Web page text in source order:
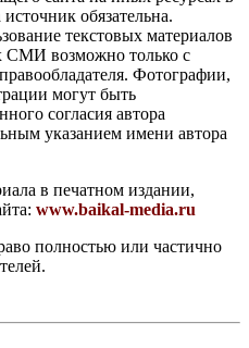
обязательна.
текстовых материалов
СМИ возможно только с
Фотографии,
могут быть
согласия автора
указанием имени автора
в печатном издании,
www.baikal-media.ru
полностью или частично